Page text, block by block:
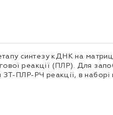
синтезу кДНК на матриці
реакції (ПЛР). Для
ПЛР-РЧ реакції, в